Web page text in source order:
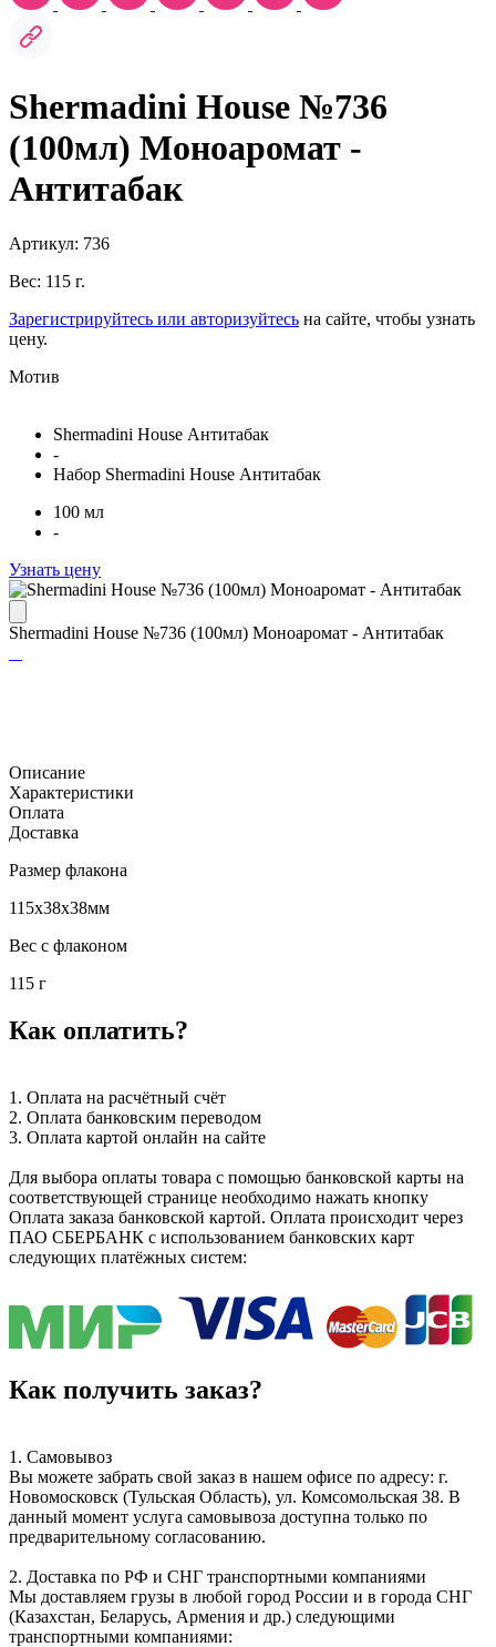
Shermadini House №736
(100мл) Моноаромат -
Антитабак
Артикул: 736
Вес: 115 г.
Зарегистрируйтесь или авторизуйтесь на сайте, чтобы узнать
цену.
Мотив
Shermadini House Антитабак
-
Набор Shermadini House Антитабак
100 мл
-
Узнать цену
Shermadini House №736 (100мл) Моноаромат - Антитабак
Описание
Характеристики
Оплата
Доставка
Размер флакона
115x38x38мм
Вес с флаконом
115 г
Как оплатить?
1. Оплата на расчётный счёт
2. Оплата банковским переводом
3. Оплата картой онлайн на сайте
Для выбора оплаты товара с помощью банковской карты на
соответствующей странице необходимо нажать кнопку
Оплата заказа банковской картой. Оплата происходит через
ПАО СБЕРБАНК с использованием банковских карт
следующих платёжных систем:
Как получить заказ?
1. Самовывоз
Вы можете забрать свой заказ в нашем офисе по адресу: г.
Новомосковск (Тульская Область), ул. Комсомольская 38. В
данный момент услуга самовывоза доступна только по
предварительному согласованию.
2. Доставка по РФ и СНГ транспортными компаниями
Мы доставляем грузы в любой город России и в города СНГ
(Казахстан, Беларусь, Армения и др.) следующими
транспортными компаниями: